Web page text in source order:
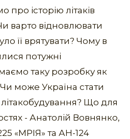
про історію літаків
варто відновлювати
її врятувати? Чому в
потужні
таку розробку як
може Україна стати
Що для
- Анатолій Вовнянко,
«МРІЯ» та АН-124